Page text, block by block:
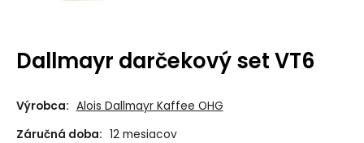
Dallmayr darčekový set VT6
Výrobca: Alois Dallmayr Kaffee OHG
Záručná doba: 12 mesiacov